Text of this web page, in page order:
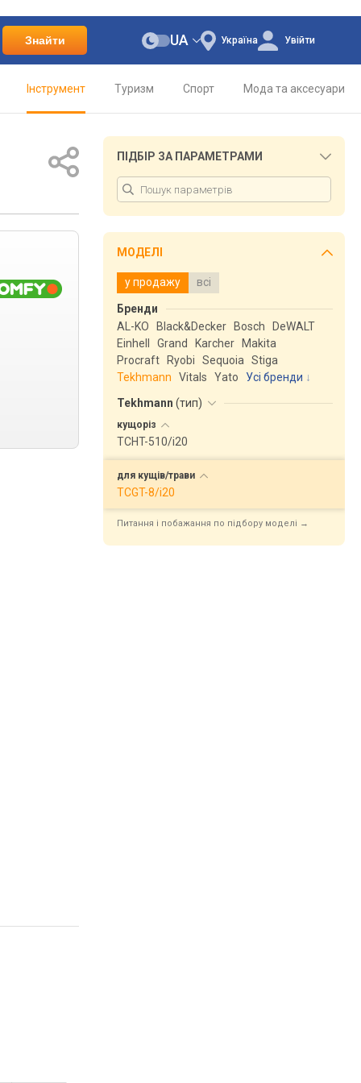
Знайти Україна
UA Увійти
Інструмент Туризм Спорт Мода та аксесуари
ПІДБІР ЗА ПАРАМЕТРАМИ
МОДЕЛІ
у продажу всі
Бренди
AL-KO
Black&Decker Bosch
DeWALT
Einhell
Grand Karcher
Makita
Procraft
Ryobi Sequoia
Stiga
Tekhmann
Vitals Yato
Усі бренди
Tekhmann (тип)
кущоріз
TCHT-510/i20
для кущів/трави
TCGT-8/i20
Питання і побажання по підбору моделі →